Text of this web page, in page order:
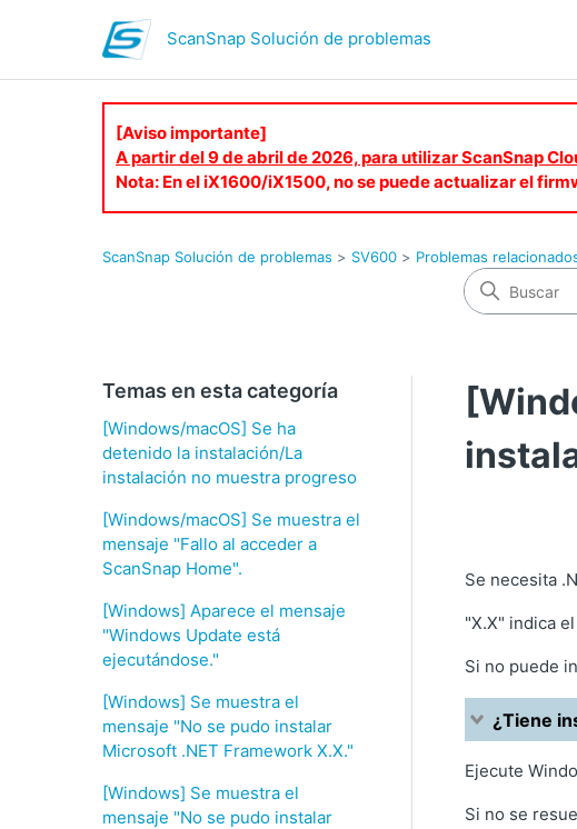
ScanSnap Solución de problemas
[Aviso importante]
A partir del 9 de abril de 2026, para utilizar ScanSnap
Nota: En el iX1600/iX1500, no se puede actualizar el
ScanSnap Solución de problemas SV600 Problemas
Temas en esta categoría
[Windows/macOS] Se ha
detenido la instalación/La
instalación no muestra progreso
[Windows/macOS] Se muestra el
mensaje "Fallo al acceder a
ScanSnap Home".
[Windows] Aparece el mensaje
"Windows Update está
ejecutándose."
[Windows] Se muestra el
mensaje "No se pudo instalar
Microsoft .NET Framework X.X."
[Windows] Se muestra el
mensaje "No se pudo instalar
Se necesita
"X.X" indica
Si no puede
¿Tiene
Ejecute
Si no se